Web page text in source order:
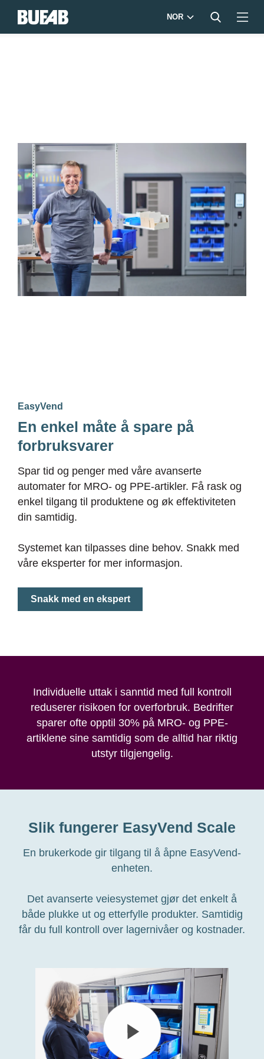
NOR
BUFAB-
230223-
37-
LOWRES
EasyVend
En enkel måte å spare på
forbruksvarer
Spar tid og penger med våre avanserte
automater for MRO- og PPE-artikler. Få rask og
enkel tilgang til produktene og øk effektiviteten
din samtidig.
Systemet kan tilpasses dine behov. Snakk med
våre eksperter for mer informasjon.
Snakk med en ekspert
Individuelle uttak i sanntid med full kontroll
reduserer risikoen for overforbruk. Bedrifter
sparer ofte opptil 30% på MRO- og PPE-
artiklene sine samtidig som de alltid har riktig
utstyr tilgjengelig.
Slik fungerer EasyVend Scale
En brukerkode gir tilgang til å åpne EasyVend-
enheten.
Det avanserte veiesystemet gjør det enkelt å
både plukke ut og etterfylle produkter. Samtidig
får du full kontroll over lagernivåer og kostnader.